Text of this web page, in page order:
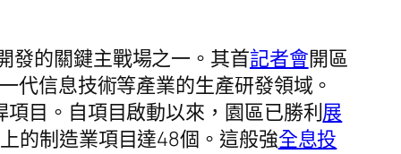
發的關鍵主戰場之一。其首記者會開區
代信息技術等產業的生產研發領域。
目。自項目啟動以來，園區已勝利展
的制造業項目達48個。這般強全息投